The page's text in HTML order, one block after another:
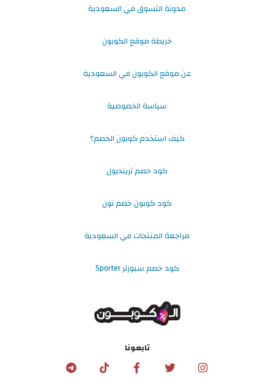
مدونة التسوق في السعودية
خريطة موقع الكوبون
عن موقع الكوبون في السعودية
سياسة الخصوصية
كيف استخدم كوبون الخصم؟
كود خصم ترينديول
كود كوبون خصم نون
مراجعة المنتجات في السعودية
كود خصم سبورتر Sporter
تابعونا